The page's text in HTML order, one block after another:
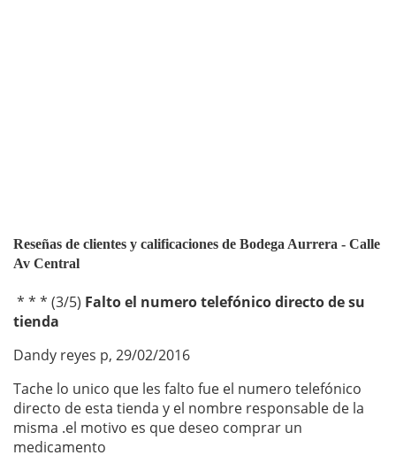
Reseñas de clientes y calificaciones de Bodega Aurrera - Calle
Av Central
* * * (3/5) Falto el numero telefónico directo de su
tienda
Dandy reyes p, 29/02/2016
Tache lo unico que les falto fue el numero telefónico
directo de esta tienda y el nombre responsable de la
misma .el motivo es que deseo comprar un
medicamento